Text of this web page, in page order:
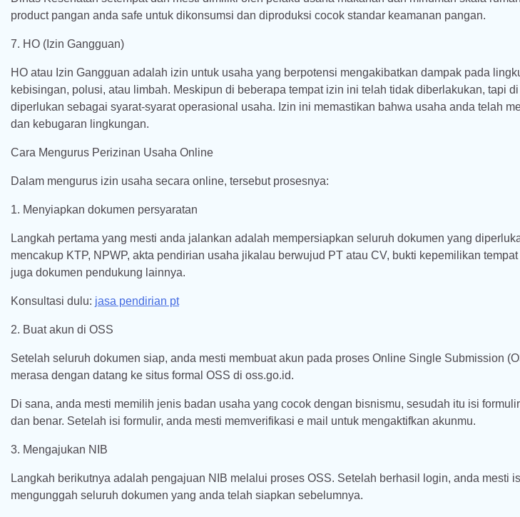
product pangan anda safe untuk dikonsumsi dan diproduksi cocok standar keamanan pangan.
7. HO (Izin Gangguan)
HO atau Izin Gangguan adalah izin untuk usaha yang berpotensi mengakibatkan dampak pada
kebisingan, polusi, atau limbah. Meskipun di beberapa tempat izin ini telah tidak diberlakukan, tapi
diperlukan sebagai syarat-syarat operasional usaha. Izin ini memastikan bahwa usaha anda telah
dan kebugaran lingkungan.
Cara Mengurus Perizinan Usaha Online
Dalam mengurus izin usaha secara online, tersebut prosesnya:
1. Menyiapkan dokumen persyaratan
Langkah pertama yang mesti anda jalankan adalah mempersiapkan seluruh dokumen yang
mencakup KTP, NPWP, akta pendirian usaha jikalau berwujud PT atau CV, bukti kepemilikan
juga dokumen pendukung lainnya.
Konsultasi dulu: jasa pendirian pt
2. Buat akun di OSS
Setelah seluruh dokumen siap, anda mesti membuat akun pada proses Online Single Submission
merasa dengan datang ke situs formal OSS di oss.go.id.
Di sana, anda mesti memilih jenis badan usaha yang cocok dengan bisnismu, sesudah itu isi
dan benar. Setelah isi formulir, anda mesti memverifikasi e mail untuk mengaktifkan akunmu.
3. Mengajukan NIB
Langkah berikutnya adalah pengajuan NIB melalui proses OSS. Setelah berhasil login, anda mesti
mengunggah seluruh dokumen yang anda telah siapkan sebelumnya.